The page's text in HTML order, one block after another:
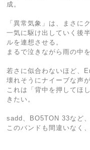
成。
「異常気象」は、まさに
一気に駆け出していく後
ルを連想させる。
まるで泣きながら雨の中
若さに似合わないほど、
壊れそうにナイーブな声
これは「背中を押してほ
きたい。
sadd、BO5TON 33など
このバンドも間違いなく